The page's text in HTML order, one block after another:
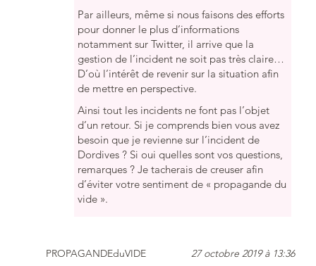
Par ailleurs, même si nous faisons des efforts
pour donner le plus d’informations
notamment sur Twitter, il arrive que la
gestion de l’incident ne soit pas très claire…
D’où l’intérêt de revenir sur la situation afin
de mettre en perspective.
Ainsi tout les incidents ne font pas l’objet
d’un retour. Si je comprends bien vous avez
besoin que je revienne sur l’incident de
Dordives ? Si oui quelles sont vos questions,
remarques ? Je tacherais de creuser afin
d’éviter votre sentiment de « propagande du
vide ».
PROPAGANDEduVIDE 27 octobre 2019 à 13:36